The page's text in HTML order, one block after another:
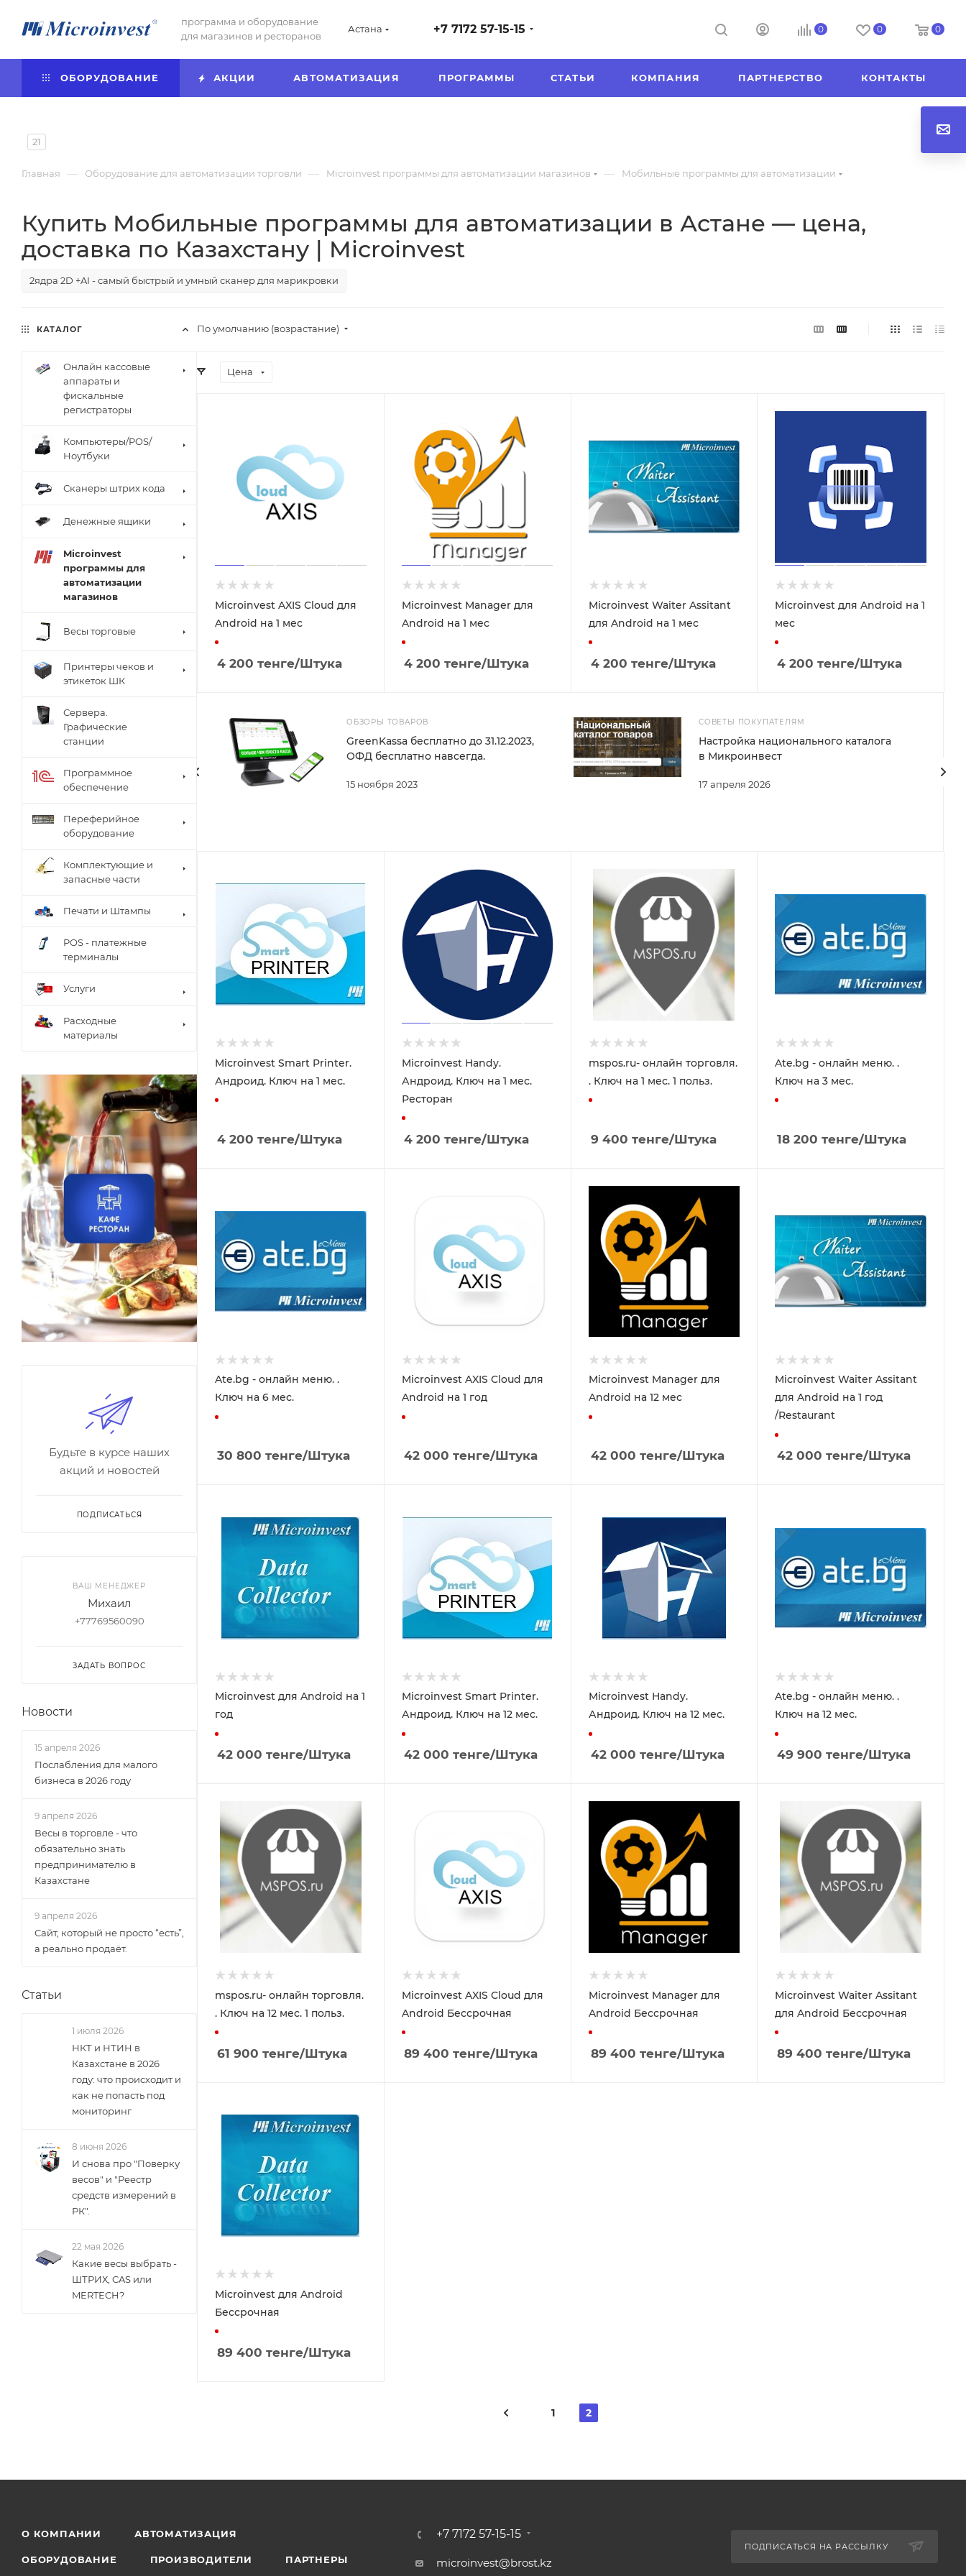
программа и оборудование
для магазинов и ресторанов
Астана +7 7172 57-15-15 0 0 0
ОБОРУДОВАНИЕ АКЦИИ АВТОМАТИЗАЦИЯ ПРОГРАММЫ СТАТЬИ КОМПАНИЯ ПАРТНЕРСТВО КОНТАКТЫ
21
Главная — Оборудование для автоматизации торговли — Microinvest программы для автоматизации магазинов — Мобильные программы для автоматизации
Купить Мобильные программы для автоматизации в Астане — цена,
доставка по Казахстану | Microinvest
2ядра 2D +AI - самый быстрый и умный сканер для марикровки
По умолчанию (возрастание)
Цена
Microinvest AXIS Cloud для
Android на 1 мес
4 200 тенге/Штука
Microinvest Manager для
Android на 1 мес
4 200 тенге/Штука
Microinvest Waiter Assitant
для Android на 1 мес
4 200 тенге/Штука
Microinvest для Android на 1
мес
4 200 тенге/Штука
ОБЗОРЫ ТОВАРОВ
15 ноября 2023
GreenKassa бесплатно до 31.12.2023,
ОФД бесплатно навсегда.
СОВЕТЫ ПОКУПАТЕЛЯМ
17 апреля 2026
Настройка национального каталога
в Микроинвест
Microinvest Smart Printer.
Андроид. Ключ на 1 мес.
4 200 тенге/Штука
Microinvest Handy.
Андроид. Ключ на 1 мес.
Ресторан
4 200 тенге/Штука
mspos.ru- онлайн торговля.
. Ключ на 1 мес. 1 польз.
9 400 тенге/Штука
Ate.bg - онлайн меню. .
Ключ на 3 мес.
18 200 тенге/Штука
Ate.bg - онлайн меню. .
Ключ на 6 мес.
30 800 тенге/Штука
Microinvest AXIS Cloud для
Android на 1 год
42 000 тенге/Штука
Microinvest Manager для
Android на 12 мес
42 000 тенге/Штука
Microinvest Waiter Assitant
для Android на 1 год
/Restaurant
42 000 тенге/Штука
Microinvest для Android на 1
год
42 000 тенге/Штука
Microinvest Smart Printer.
Андроид. Ключ на 12 мес.
42 000 тенге/Штука
Microinvest Handy.
Андроид. Ключ на 12 мес.
42 000 тенге/Штука
Ate.bg - онлайн меню. .
Ключ на 12 мес.
49 900 тенге/Штука
mspos.ru- онлайн торговля.
. Ключ на 12 мес. 1 польз.
61 900 тенге/Штука
Microinvest AXIS Cloud для
Android Бессрочная
89 400 тенге/Штука
Microinvest Manager для
Android Бессрочная
89 400 тенге/Штука
Microinvest Waiter Assitant
для Android Бессрочная
89 400 тенге/Штука
Microinvest для Android
Бессрочная
89 400 тенге/Штука
1 2
КАТАЛОГ
Онлайн кассовые
аппараты и
фискальные
регистраторы
Компьютеры/POS/
Ноутбуки
Сканеры штрих кода
Денежные ящики
Microinvest
программы для
автоматизации
магазинов
Весы торговые
Принтеры чеков и
этикеток ШК
Сервера.
Графические
станции
Программное
обеспечение
Переферийное
оборудование
Комплектующие и
запасные части
Печати и Штампы
POS - платежные
терминалы
Услуги
Расходные
материалы
Будьте в курсе наших
акций и новостей
ПОДПИСАТЬСЯ
ВАШ МЕНЕДЖЕР
Михаил
+77769560090
ЗАДАТЬ ВОПРОС
Новости
15 апреля 2026
Послабления для малого
бизнеса в 2026 году
9 апреля 2026
Весы в торговле - что
обязательно знать
предпринимателю в
Казахстане
9 апреля 2026
Сайт, который не просто “есть”,
а реально продаёт.
Статьи
1 июля 2026
НКТ и НТИН в
Казахстане в 2026
году: что происходит и
как не попасть под
мониторинг
8 июня 2026
И снова про "Поверку
весов" и "Реестр
средств измерений в
РК".
22 мая 2026
Какие весы выбрать -
ШТРИХ, CAS или
MERTECH?
О КОМПАНИИ АВТОМАТИЗАЦИЯ
ОБОРУДОВАНИЕ ПРОИЗВОДИТЕЛИ ПАРТНЕРЫ
+7 7172 57-15-15
microinvest@brost.kz
ПОДПИСАТЬСЯ НА РАССЫЛКУ